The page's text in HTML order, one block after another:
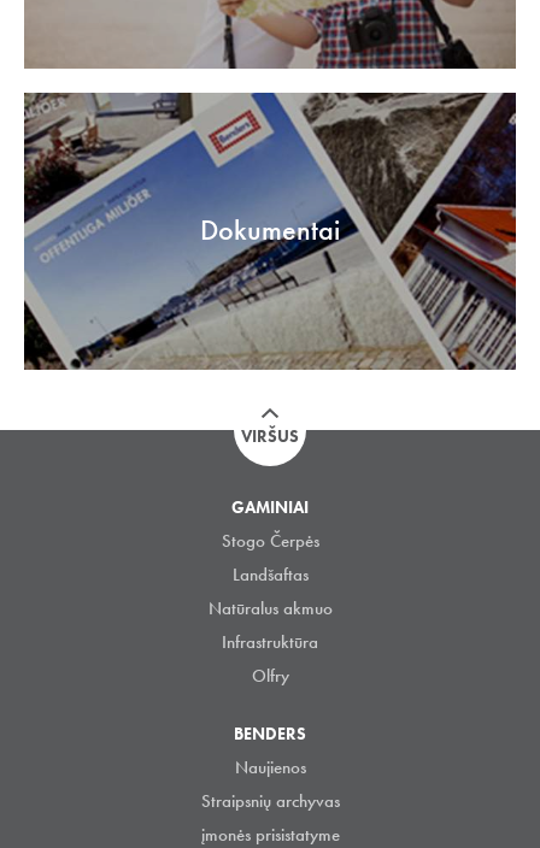
Dokumentai
VIRŠUS
GAMINIAI
Stogo Čerpės
Landšaftas
Natūralus akmuo
Infrastruktūra
Olfry
BENDERS
Naujienos
Straipsnių archyvas
įmonės prisistatyme